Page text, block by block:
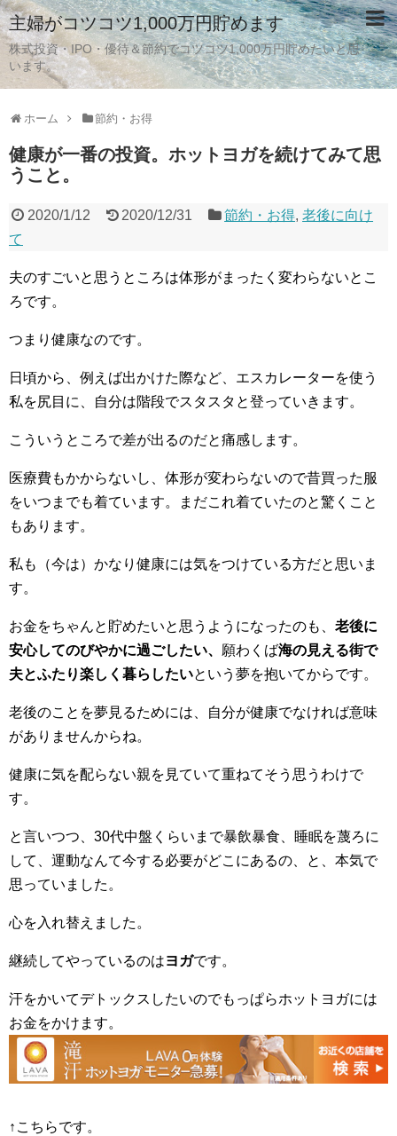
主婦がコツコツ1,000万円貯めます
株式投資・IPO・優待＆節約でコツコツ1,000万円貯めたいと思
います。
ホーム 節約・お得
健康が一番の投資。ホットヨガを続けてみて思
うこと。
2020/1/12 2020/12/31 節約・お得,老後に向け
て
夫のすごいと思うところは体形がまったく変わらないとこ
ろです。
つまり健康なのです。
日頃から、例えば出かけた際など、エスカレーターを使う
私を尻目に、自分は階段でスタスタと登っていきます。
こういうところで差が出るのだと痛感します。
医療費もかからないし、体形が変わらないので昔買った服
をいつまでも着ています。まだこれ着ていたのと驚くこと
もあります。
私も（今は）かなり健康には気をつけている方だと思いま
す。
お金をちゃんと貯めたいと思うようになったのも、 老後に
安心してのびやかに過ごしたい、 願わくば海の見える街で
夫とふたり楽しく暮らしたいという夢を抱いてからです。
老後のことを夢見るためには、自分が健康でなければ意味
がありませんからね。
健康に気を配らない親を見ていて重ねてそう思うわけで
す。
と言いつつ、30代中盤くらいまで暴飲暴食、睡眠を蔑ろに
して、運動なんて今する必要がどこにあるの、と、本気で
思っていました。
心を入れ替えました。
継続してやっているのはヨガです。
汗をかいてデトックスしたいのでもっぱらホットヨガには
お金をかけます。
↑こちらです。